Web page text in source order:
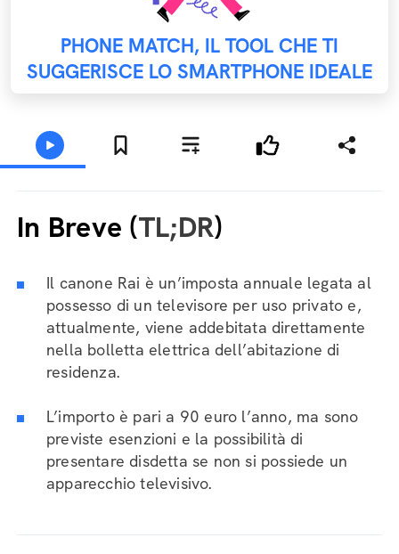
PHONE MATCH, IL TOOL CHE TI
SUGGERISCE LO SMARTPHONE IDEALE
In Breve (TL;DR)
Il canone Rai è un’imposta annuale legata al
possesso di un televisore per uso privato e,
attualmente, viene addebitata direttamente
nella bolletta elettrica dell’abitazione di
residenza.
L’importo è pari a 90 euro l’anno, ma sono
previste esenzioni e la possibilità di
presentare disdetta se non si possiede un
apparecchio televisivo.